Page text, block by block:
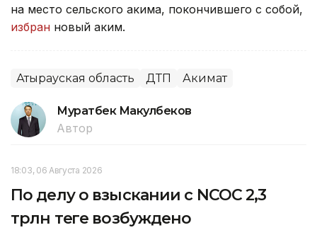
на место сельского акима, покончившего с собой,
избран новый аким.
Атырауская область ДТП Акимат
Муратбек Макулбеков
Автор
18:03, 06 Августа 2026
По делу о взыскании с NCOC 2,3
трлн теңге возбуждено